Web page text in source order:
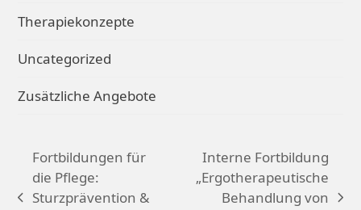
Therapiekonzepte
Uncategorized
Zusätzliche Angebote
Fortbildungen für
die Pflege:
Sturzprävention &
Interne Fortbildung
„Ergotherapeutische
Behandlung von